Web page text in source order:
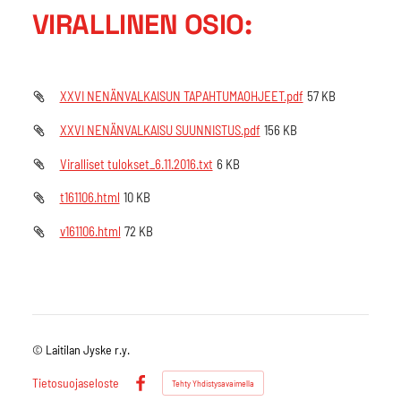
VIRALLINEN OSIO:
XXVI NENÄNVALKAISUN TAPAHTUMAOHJEET.pdf 57 KB
XXVI NENÄNVALKAISU SUUNNISTUS.pdf 156 KB
Viralliset tulokset_6.11.2016.txt 6 KB
t161106.html 10 KB
v161106.html 72 KB
© Laitilan Jyske r.y.
Tietosuojaseloste
Facebook
Tehty Yhdistysavaimella